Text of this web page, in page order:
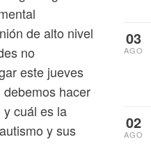
de alto nivel
no
este jueves
hacer
cuál es la
y sus
03
AGO
02
AGO